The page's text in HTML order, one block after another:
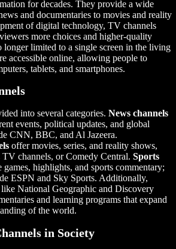
for decades. They provide a wide
and documentaries to movies and reality
of digital technology, TV channels
more choices and higher-quality
longer limited to a single screen in the living
accessible online, allowing people to
tablets, and smartphones.
into several categories. News channels
events, political updates, and global
CNN, BBC, and Al Jazeera.
offer movies, series, and reality shows,
channels, or Comedy Central. Sports
games, highlights, and sports commentary;
ESPN and Sky Sports. Additionally,
like National Geographic and Discovery
and learning programs that expand
of the world.
in Society